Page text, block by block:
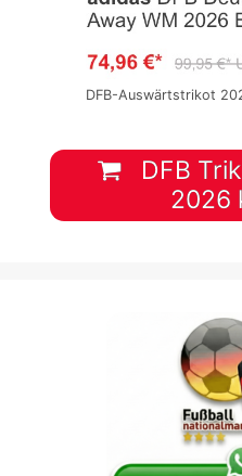
DFB-Auswärtstrikot
DFB
2026